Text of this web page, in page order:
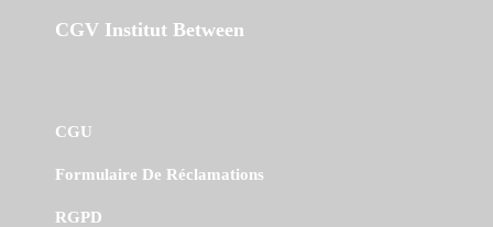
CGV Institut Between
CGU
Formulaire De Réclamations
RGPD